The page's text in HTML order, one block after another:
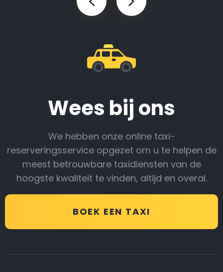
Wees bij ons
We hebben onze online taxi-
reserveringsservice opgezet om u te helpen de
meest betrouwbare taxidiensten van de
hoogste kwaliteit te vinden, altijd en overal.
BOEK EEN TAXI